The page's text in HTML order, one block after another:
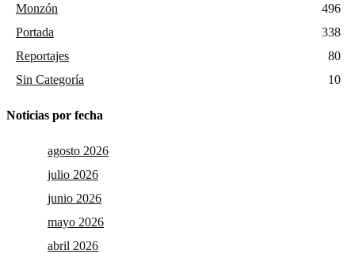
Monzón
496
Portada
338
Reportajes
80
Sin Categoría
10
Noticias por fecha
agosto 2026
julio 2026
junio 2026
mayo 2026
abril 2026